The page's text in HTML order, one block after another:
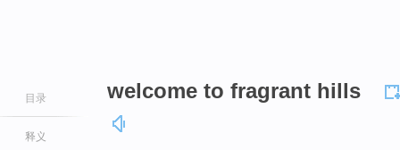
目录
释义
welcome to fragrant hills